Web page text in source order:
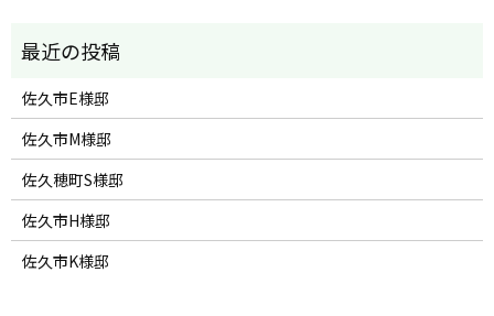
佐久市E様邸
佐久市M様邸
佐久穂町S様邸
佐久市H様邸
佐久市K様邸